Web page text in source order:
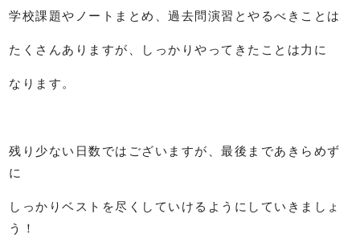
学校課題やノートまとめ、過去問演習とやるべきことは
たくさんありますが、しっかりやってきたことは力に
なります。
残り少ない日数ではございますが、最後まであきらめず
に
しっかりベストを尽くしていけるようにしていきましょ
う！